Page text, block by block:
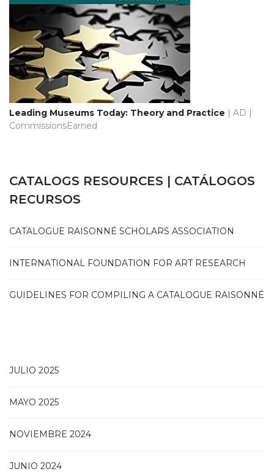
Leading Museums Today: Theory and Practice | AD |
CommissionsEarned
CATALOGS RESOURCES | CATÁLOGOS
RECURSOS
CATALOGUE RAISONNÉ SCHOLARS ASSOCIATION
INTERNATIONAL FOUNDATION FOR ART RESEARCH
GUIDELINES FOR COMPILING A CATALOGUE RAISONNÉ
JULIO 2025
MAYO 2025
NOVIEMBRE 2024
JUNIO 2024